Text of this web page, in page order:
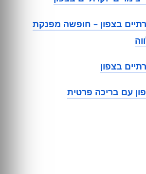
בצפון – חופשה מפנקת
בצפון
עם בריכה פרטית